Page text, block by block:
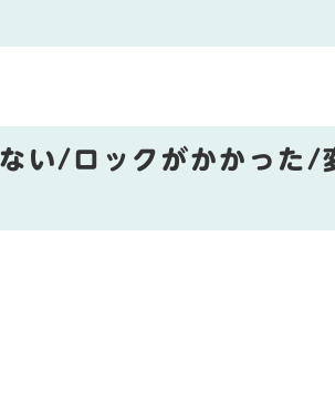
い/ロックがかかった/